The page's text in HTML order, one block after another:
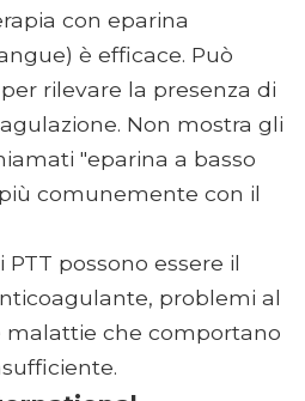
con eparina
è efficace. Può
rilevare la presenza di
Non mostra gli
"eparina a basso
comunemente con il
possono essere il
problemi al
malattie che comportano